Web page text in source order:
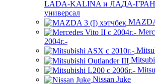
LADA-KALINA и ЛАДА-
универсал
2004г.-
Nissan Juke